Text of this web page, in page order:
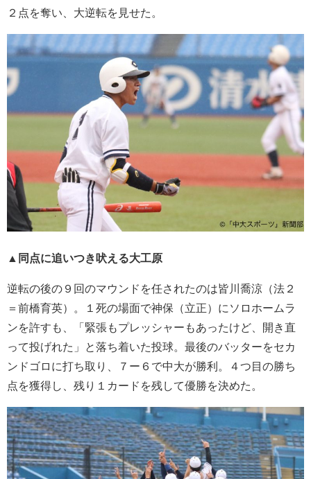
２点を奪い、大逆転を見せた。
▲同点に追いつき吠える大工原
逆転の後の９回のマウンドを任されたのは皆川喬涼（法２
＝前橋育英）。１死の場面で神保（立正）にソロホームラ
ンを許すも、「緊張もプレッシャーもあったけど、
開き直
って投げれた」と落ち着いた投球。最後のバッターをセカ
ンドゴロに打ち取り、７ー６で中大が勝利。４つ目の勝ち
点を獲得し、残り１カードを残して優勝を決めた。